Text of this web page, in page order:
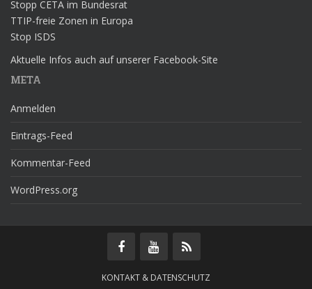
Stopp CETA im Bundesrat
TTIP-freie Zonen in Europa
Stop ISDS
Aktuelle Infos auch auf unserer Facebook-Site
META
Anmelden
Eintrags-Feed
Kommentar-Feed
WordPress.org
KONTAKT & DATENSCHUTZ